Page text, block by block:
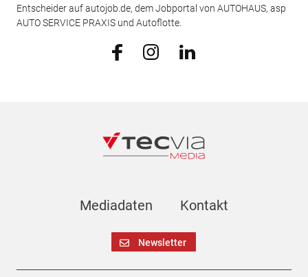
Entscheider auf autojob.de, dem Jobportal von AUTOHAUS, asp
AUTO SERVICE PRAXIS und Autoflotte.
Mediadaten Kontakt
Newsletter